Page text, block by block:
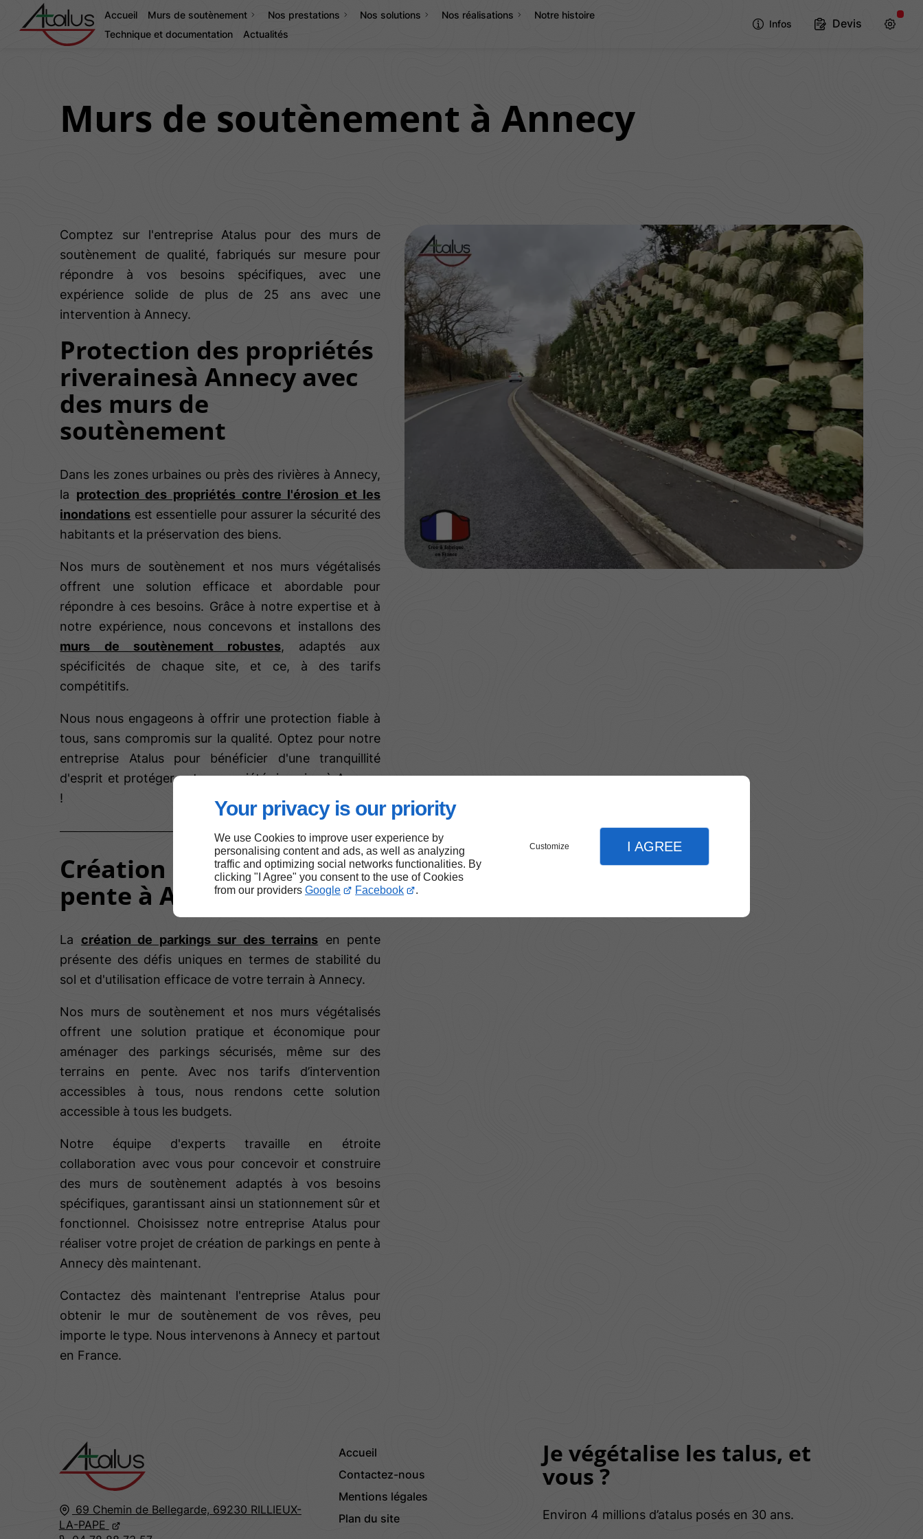
Your privacy is our priority
We use Cookies to improve user experience by
personalising content and ads, as well as analyzing
traffic and optimizing social networks functionalities. By
clicking "I Agree" you consent to the use of Cookies
from our providers Google Facebook .
Customize I AGREE
Accueil Murs de soutènement Nos prestations Nos solutions Nos réalisations
Notre histoire
Technique et documentation
Actualités
Infos Devis
Murs de soutènement à Annecy
Comptez sur l'entreprise Atalus pour des murs de
soutènement de qualité, fabriqués sur mesure pour
répondre à vos besoins spécifiques, avec une
expérience solide de plus de 25 ans avec une
intervention à Annecy.
Protection des propriétés
riverainesà Annecy avec
des murs de
soutènement
Dans les zones urbaines ou près des rivières à Annecy,
la protection des propriétés contre l'érosion et les
inondations est essentielle pour assurer la sécurité des
habitants et la préservation des biens.
Nos murs de soutènement et nos murs végétalisés
offrent une solution efficace et abordable pour
répondre à ces besoins. Grâce à notre expertise et à
notre expérience, nous concevons et installons des
murs de soutènement robustes, adaptés aux
spécificités de chaque site, et ce, à des tarifs
compétitifs.
Nous nous engageons à offrir une protection fiable à
tous, sans compromis sur la qualité. Optez pour notre
entreprise Atalus pour bénéficier d'une tranquillité
d'esprit et protéger votre propriété riveraine à Annecy
!
Création de parkings en
pente à Annecy
La création de parkings sur des terrains en pente
présente des défis uniques en termes de stabilité du
sol et d'utilisation efficace de votre terrain à Annecy.
Nos murs de soutènement et nos murs végétalisés
offrent une solution pratique et économique pour
aménager des parkings sécurisés, même sur des
terrains en pente. Avec nos tarifs d’intervention
accessibles à tous, nous rendons cette solution
accessible à tous les budgets.
Notre équipe d'experts travaille en étroite
collaboration avec vous pour concevoir et construire
des murs de soutènement adaptés à vos besoins
spécifiques, garantissant ainsi un stationnement sûr et
fonctionnel. Choisissez notre entreprise Atalus pour
réaliser votre projet de création de parkings en pente à
Annecy dès maintenant.
Contactez dès maintenant l'entreprise Atalus pour
obtenir le mur de soutènement de vos rêves, peu
importe le type. Nous intervenons à Annecy et partout
en France.
69 Chemin de Bellegarde, 69230 RILLIEUX-
LA-PAPE
Accueil
Contactez-nous
Mentions légales
Plan du site
Je végétalise les talus, et
vous ?
Environ 4 millions d’atalus posés en 30 ans.